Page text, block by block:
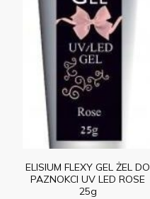
ELISIUM FLEXY GEL ŻEL DO
PAZNOKCI UV LED ROSE
25g